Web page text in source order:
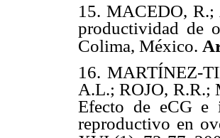
15. MACEDO, R.;
productividad de
Colima, México.
16. MARTÍNEZ-
A.L.; ROJO, R.R.;
Efecto de eCG e
reproductivo en